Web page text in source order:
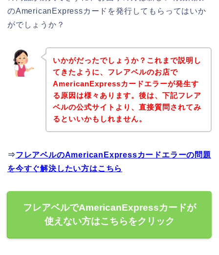
のAmericanExpressカードを発行してもらってはいか
がでしょうか？
いかがだったでしょうか？これまで説明し
てきたように、フレアベルのお店で
AmericanExpressカードエラーが発生す
る原因は様々あります。後は、下記フレア
ベルの公式サイトより、直接質問されてみ
るといいかもしれません。
⇒フレアベルのAmericanExpressカードエラーの問題
を今すぐ解決したい方はこちら
フレアベルでAmericanExpressカードが
使えない方はこちらをクリック